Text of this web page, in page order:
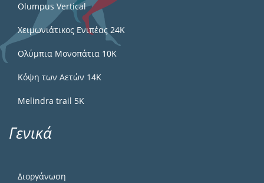
Olumpus Vertical
Χειμωνιάτικος Ενιπέας 24Κ
Ολύμπια Μονοπάτια 10Κ
Κόψη των Αετών 14Κ
Melindra trail 5Κ
Γενικά
Διοργάνωση